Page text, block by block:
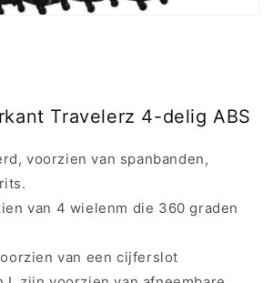
Travelerz 4-delig ABS
voorzien van spanbanden,
van 4 wielenm die 360 graden
van een cijferslot